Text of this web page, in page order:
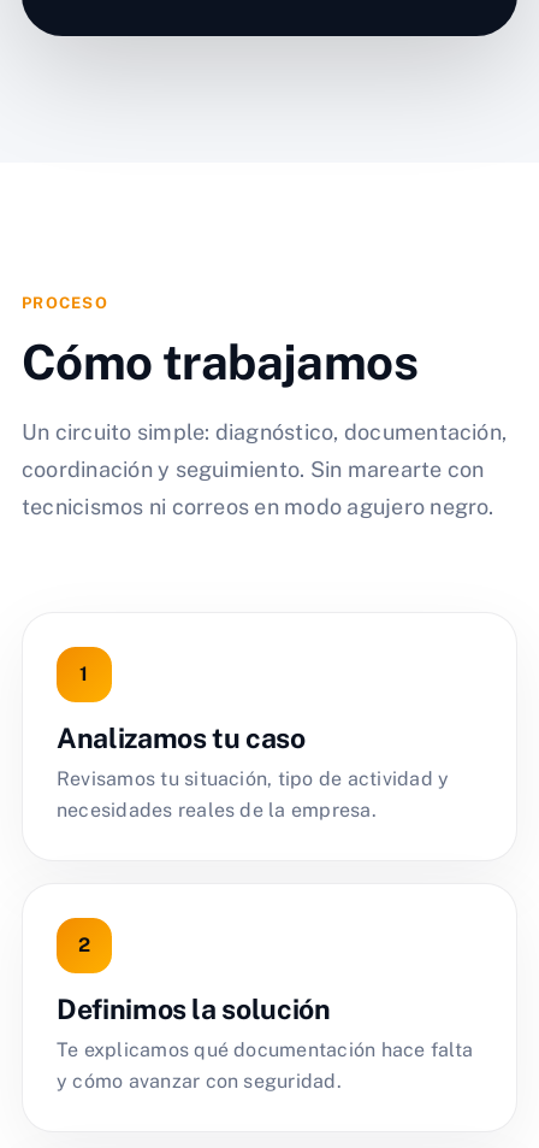
PROCESO
Cómo trabajamos
Un circuito simple: diagnóstico, documentación,
coordinación y seguimiento. Sin marearte con
tecnicismos ni correos en modo agujero negro.
Analizamos tu caso
Revisamos tu situación, tipo de actividad y
necesidades reales de la empresa.
Definimos la solución
Te explicamos qué documentación hace falta
y cómo avanzar con seguridad.